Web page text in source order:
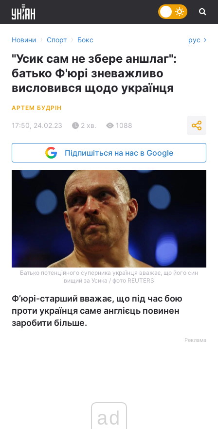
Новини › Спорт › Бокс рус
"Усик сам не збере аншлаг":
батько Ф'юрі зневажливо
висловився щодо українця
АРТЕМ БУДРІН
17:50, 24.02.23 2 хв. 1088
Підпишіться на нас в Google
Батько потенційного суперника українця вважає, що його син
вищий за Усика / фото REUTERS
Ф’юрі-старший вважає, що під час бою
проти українця саме англієць повинен
заробити більше.
Реклама
ad